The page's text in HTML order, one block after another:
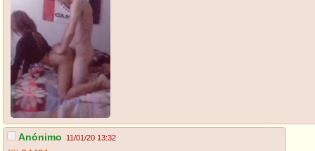
Anónimo 11/01/20 13:32